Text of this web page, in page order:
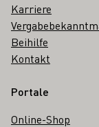
Karriere
Beihilfe
Kontakt
Portale
Online-Shop